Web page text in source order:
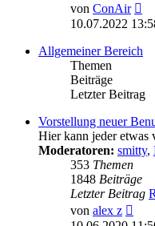
von ConAir
10.07.2022
Allgemeiner Bereich
Themen
Beiträge
Letzter Beitrag
Vorstellung neuer
Hier kann jeder etwas
Moderatoren: smitty,
353 Themen
1848 Beiträge
Letzter Beitrag
von alex z